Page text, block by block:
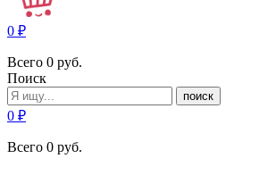
0 ₽
Всего 0 руб.
Поиск
поиск
0 ₽
Всего 0 руб.